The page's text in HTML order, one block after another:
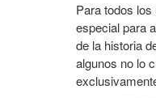
Para todos
especial para
de la historia
algunos no lo